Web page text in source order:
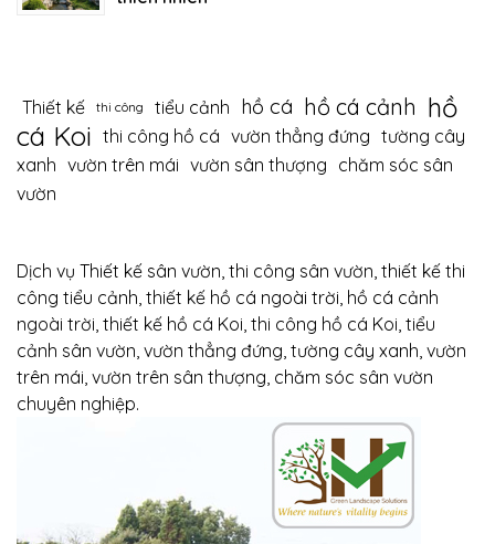
Thiết kế thi công tiểu cảnh hồ cá hồ cá cảnh hồ
cá Koi thi công hồ cá vườn thẳng đứng tường cây
xanh vườn trên mái vườn sân thượng chăm sóc sân
vườn
Dịch vụ Thiết kế sân vườn, thi công sân vườn, thiết kế thi
công tiểu cảnh, thiết kế hồ cá ngoài trời, hồ cá cảnh
ngoài trời, thiết kế hồ cá Koi, thi công hồ cá Koi, tiểu
cảnh sân vườn, vườn thẳng đứng, tường cây xanh, vườn
trên mái, vườn trên sân thượng, chăm sóc sân vườn
chuyên nghiệp.